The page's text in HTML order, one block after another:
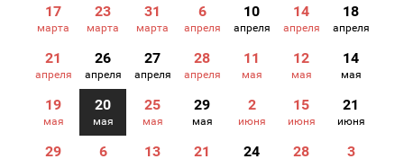
17
марта
23
марта
31
марта
6
апреля
10
апреля
14
апреля
18
апреля
21
апреля
26
апреля
27
апреля
28
апреля
11
мая
12
мая
14
мая
19
мая
20
мая
25
мая
29
мая
2
июня
15
июня
21
июня
29 6 13 21 24 28 3